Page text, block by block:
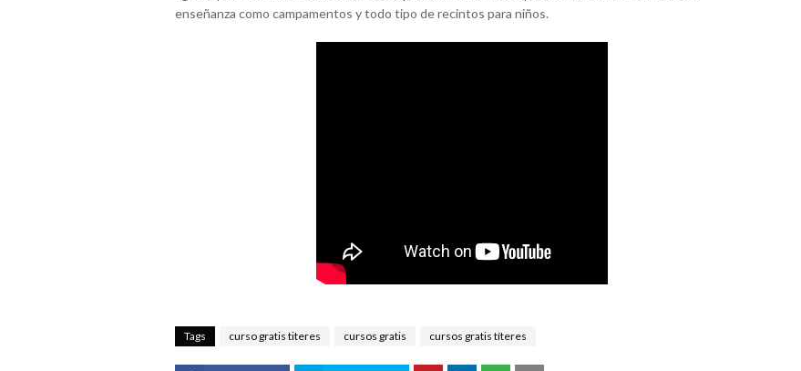
enseñanza como campamentos y todo tipo de recintos para niños.
Tags curso gratis titeres cursos gratis cursos gratis títeres